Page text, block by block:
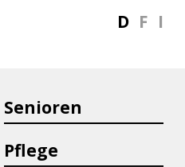
D F I
Senioren
Pflege